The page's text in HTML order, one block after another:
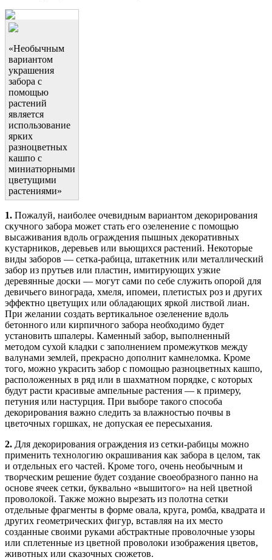
«Необычным
вариантом
украшения
забора с
помощью
растений
является
использование
ярких
разноцветных
кашпо с
миниатюрными
цветущими
растениями»
1. Пожалуй, наиболее очевидным вариантом декорирования
скучного забора может стать его озеленение с помощью
высаживания вдоль ограждения пышных декоративных
кустарников, деревьев или вьющихся растений. Некоторые
виды заборов — сетка-рабица, штакетник или металлический
забор из прутьев или пластин, имитирующих узкие
деревянные доски — могут сами по себе служить опорой для
девичьего винограда, хмеля, ипомеи, плетистых роз и других
эффектно цветущих или обладающих яркой листвой лиан.
При желании создать вертикальное озеленение вдоль
бетонного или кирпичного забора необходимо будет
установить шпалеры. Каменный забор, выполненный
методом сухой кладки с заполнением промежутков между
валунами землей, прекрасно дополнит камнеломка. Кроме
того, можно украсить забор с помощью разноцветных кашпо,
расположенных в ряд или в шахматном порядке, с которых
будут расти красивые ампельные растения — к примеру,
петуния или настурция. При выборе такого способа
декорирования важно следить за влажностью почвы в
цветочных горшках, не допуская ее пересыхания.
2. Для декорирования ограждения из сетки-рабицы можно
применить технологию окрашивания как забора в целом, так
и отдельных его частей. Кроме того, очень необычным и
творческим решение будет создание своеобразного панно на
основе ячеек сетки, буквально «вышитого» на ней цветной
проволокой. Также можно вырезать из полотна сетки
отдельные фрагменты в форме овала, круга, ромба, квадрата и
других геометрических фигур, вставляя на их место
созданные своими руками абстрактные проволочные узоры
или сплетенные из цветной проволоки изображения цветов,
животных или сказочных сюжетов.